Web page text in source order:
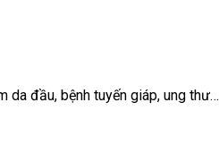
da đầu, bệnh tuyến giáp, ung thư…